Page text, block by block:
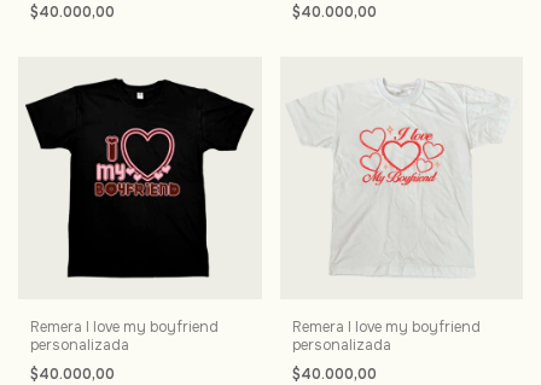
$40.000,00
$40.000,00
Remera I love my boyfriend
personalizada
$40.000,00
Remera I love my boyfriend
personalizada
$40.000,00